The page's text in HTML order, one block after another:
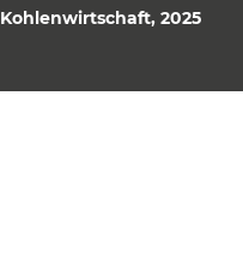
Kohlenwirtschaft, 2025